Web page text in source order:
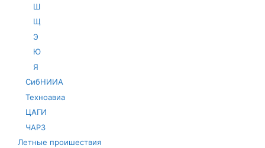
Ш
Щ
Э
Ю
Я
СибНИИА
Техноавиа
ЦАГИ
ЧАРЗ
Летные проишествия